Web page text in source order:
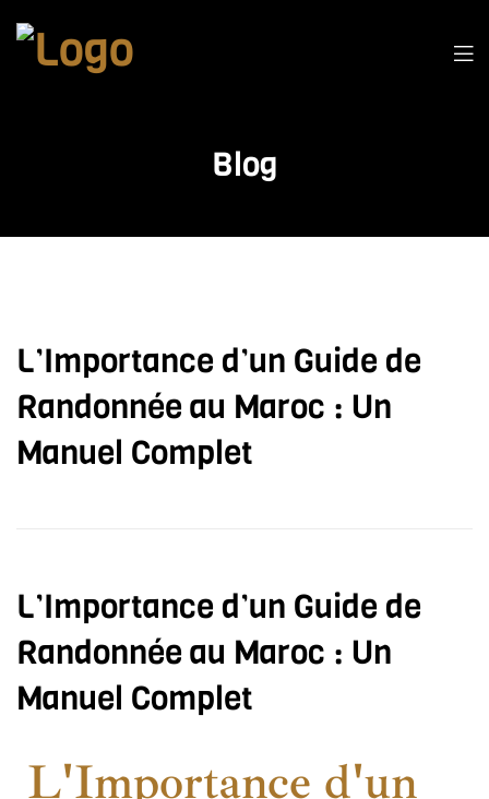
Blog
L’Importance d’un Guide de
Randonnée au Maroc : Un
Manuel Complet
L’Importance d’un Guide de
Randonnée au Maroc : Un
Manuel Complet
L'Importance d'un